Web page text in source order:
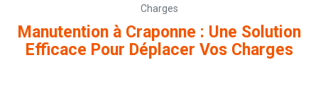
Charges
Manutention à Craponne : Une Solution
Efficace Pour Déplacer Vos Charges